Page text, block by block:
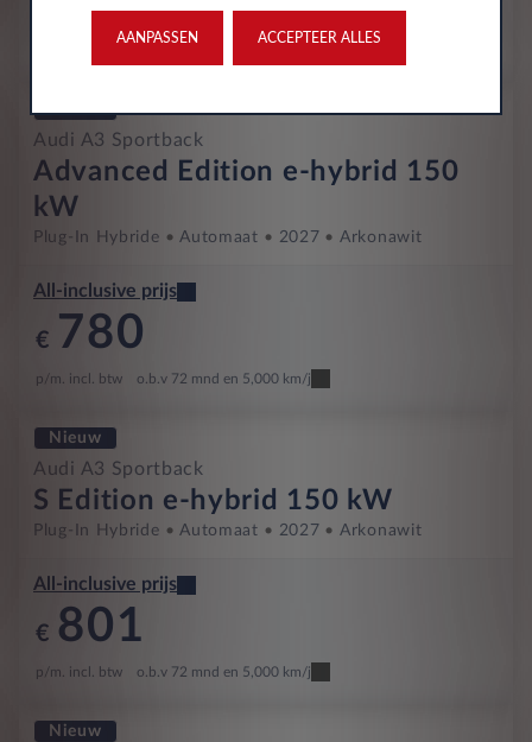
Audi A3 Sportback
Advanced Edition e-hybrid 150
kW
Plug-In Hybride Automaat 2027 Arkonawit
All-inclusive prijs
€ 780
p/m. incl. btw o.b.v 72 mnd en 5,000 km/j
Nieuw
Audi A3 Sportback
S Edition e-hybrid 150 kW
Plug-In Hybride Automaat 2027 Arkonawit
All-inclusive prijs
€ 801
p/m. incl. btw o.b.v 72 mnd en 5,000 km/j
Nieuw
AANPASSEN ACCEPTEER ALLES